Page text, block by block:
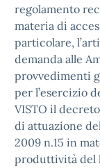
regolamento
materia di
particolare,
demanda alle
provvedimenti
per l’esercizio
VISTO il
di attuazione
2009 n.15 in
produttività del